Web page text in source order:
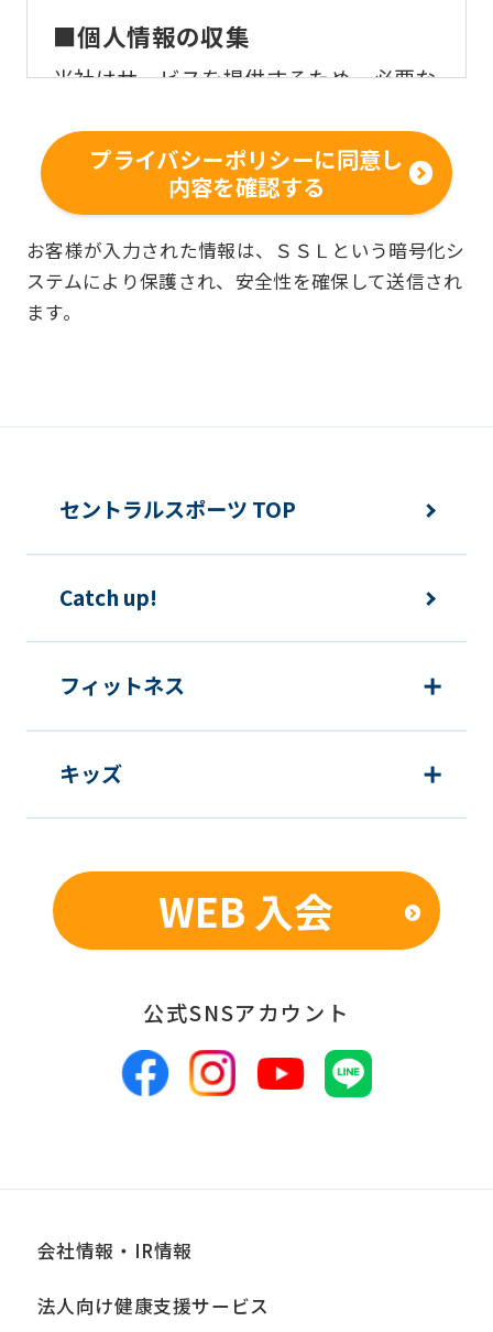
■個人情報の収集
当社はサービスを提供するため、必要な
客様の個人情報を収集いたします。
■個人情報の利用
お客様からお預かりした個人情報は、以
下の目的で使用させて頂きます。また、
違法または不当な行為を助長し、または
ご利用上の諸連絡や利用状況の確認の
む）等、新商品・サービスの立案・開
発・実施のため
新商品・サービスやイベント情報を含
個人を特定できないよう加工したうえ
での統計的なデータの作成、活用、公
■個人情報の管理
当社は、お客様からお預かりした個人情
ざん、紛失等がないよう適正な管理に努
めます。当社において安全管理のために
講じている措置の内容については、本プ
■個人情報の開示
当社は、お客様からお預かりした個人情
プライバシーポリシーに同意し
内容を確認する
お客様が入力された情報は、ＳＳＬという暗号化シ
ステムにより保護され、安全性を確保して送信され
ます。
セントラルスポーツ TOP
Catch up!
フィットネス
キッズ
WEB 入会
公式SNSアカウント
会社情報・IR情報
法人向け健康支援サービス